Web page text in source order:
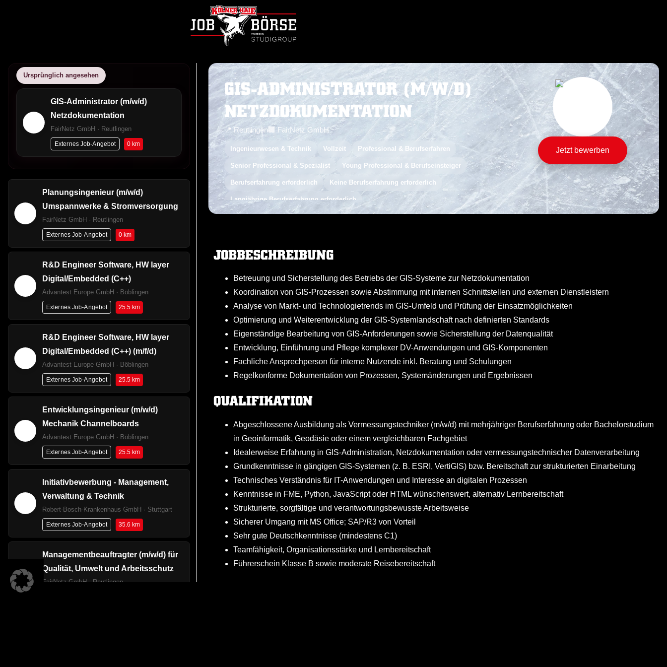
Ursprünglich angesehen
GIS-Administrator (m/w/d)
Netzdokumentation
FairNetz GmbH · Reutlingen
Externes Job-Angebot 0 km
Planungsingenieur (m/w/d)
Umspannwerke & Stromversorgung
FairNetz GmbH · Reutlingen
Externes Job-Angebot 0 km
R&D Engineer Software, HW layer
Digital/Embedded (C++)
Advantest Europe GmbH · Böblingen
Externes Job-Angebot 25.5 km
R&D Engineer Software, HW layer
Digital/Embedded (C++) (m/f/d)
Advantest Europe GmbH · Böblingen
Externes Job-Angebot 25.5 km
Entwicklungsingenieur (m/w/d)
Mechanik Channelboards
Advantest Europe GmbH · Böblingen
Externes Job-Angebot 25.5 km
Initiativbewerbung - Management,
Verwaltung & Technik
Robert-Bosch-Krankenhaus GmbH · Stuttgart
Externes Job-Angebot 35.6 km
Managementbeauftragter (m/w/d) für
Qualität, Umwelt und Arbeitsschutz
FairNetz GmbH · Reutlingen
GIS-ADMINISTRATOR (M/W/D)
NETZDOKUMENTATION
📍 Reutlingen🏢 FairNetz GmbH
Ingenieurwesen & Technik Vollzeit Professional & Berufserfahren
Senior Professional & Spezialist Young Professional & Berufseinsteiger
Berufserfahrung erforderlich Keine Berufserfahrung erforderlich
Langjährige Berufserfahrung erforderlich
Jetzt bewerben
JOBBESCHREIBUNG
Betreuung und Sicherstellung des Betriebs der GIS-Systeme zur Netzdokumentation
Koordination von GIS-Prozessen sowie Abstimmung mit internen Schnittstellen und externen Dienstleistern
Analyse von Markt- und Technologietrends im GIS-Umfeld und Prüfung der Einsatzmöglichkeiten
Optimierung und Weiterentwicklung der GIS-Systemlandschaft nach definierten Standards
Eigenständige Bearbeitung von GIS-Anforderungen sowie Sicherstellung der Datenqualität
Entwicklung, Einführung und Pflege komplexer DV-Anwendungen und GIS-Komponenten
Fachliche Ansprechperson für interne Nutzende inkl. Beratung und Schulungen
Regelkonforme Dokumentation von Prozessen, Systemänderungen und Ergebnissen
QUALIFIKATION
Abgeschlossene Ausbildung als Vermessungstechniker (m/w/d) mit mehrjähriger Berufserfahrung oder Bachelorstudium
in Geoinformatik, Geodäsie oder einem vergleichbaren Fachgebiet
Idealerweise Erfahrung in GIS-Administration, Netzdokumentation oder vermessungstechnischer Datenverarbeitung
Grundkenntnisse in gängigen GIS-Systemen (z. B. ESRI, VertiGIS) bzw. Bereitschaft zur strukturierten Einarbeitung
Technisches Verständnis für IT-Anwendungen und Interesse an digitalen Prozessen
Kenntnisse in FME, Python, JavaScript oder HTML wünschenswert, alternativ Lernbereitschaft
Strukturierte, sorgfältige und verantwortungsbewusste Arbeitsweise
Sicherer Umgang mit MS Office; SAP/R3 von Vorteil
Sehr gute Deutschkenntnisse (mindestens C1)
Teamfähigkeit, Organisationsstärke und Lernbereitschaft
Führerschein Klasse B sowie moderate Reisebereitschaft